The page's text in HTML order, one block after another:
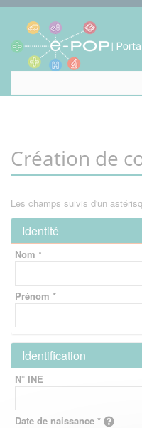
Création de
Les champs suivis d'un
Identité
Nom *
Prénom *
Identification
N° INE
Date de naissance *